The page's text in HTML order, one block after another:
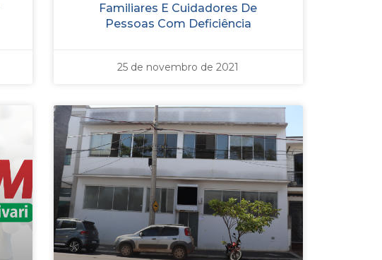
Familiares E Cuidadores De
Pessoas Com Deficiência
25 de novembro de 2021